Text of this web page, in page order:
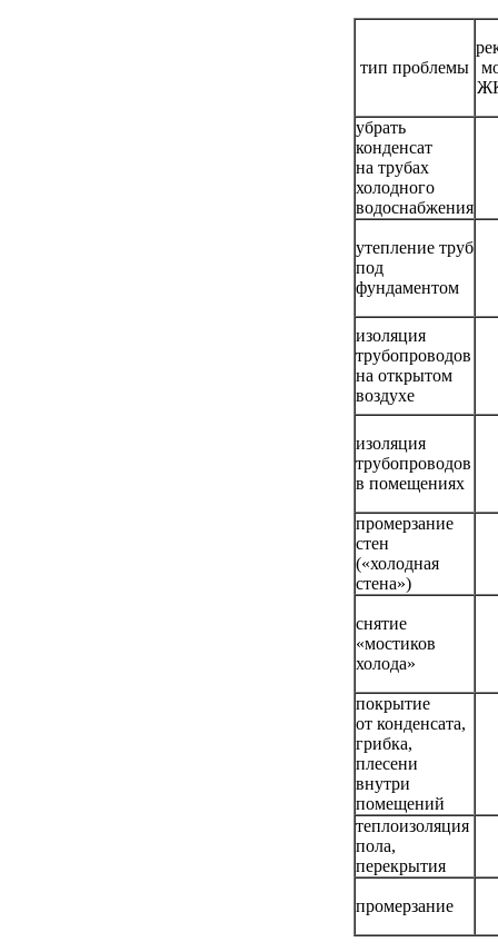
тип проблемы
убрать
конденсат
на трубах
холодного
водоснабжения
утепление труб
под
фундаментом
изоляция
трубопроводов
на открытом
воздухе
изоляция
трубопроводов
в помещениях
промерзание
стен
(«холодная
стена»)
снятие
«мостиков
холода»
покрытие
от конденсата,
грибка,
плесени
внутри
помещений
теплоизоляция
пола,
перекрытия
промерзание